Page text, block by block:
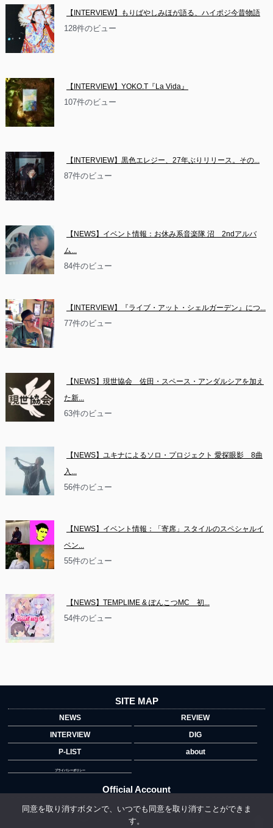
【INTERVIEW】もりばやしみほが語る、ハイポジ今昔物語
128件のビュー
【INTERVIEW】YOKO.T『La Vida』
107件のビュー
【INTERVIEW】黒色エレジー、27年ぶりリリース。その...
87件のビュー
【NEWS】イベント情報：お休み系音楽隊 沼　2ndアルバ
ム...
84件のビュー
【INTERVIEW】『ライブ・アット・シェルガーデン』につ...
77件のビュー
【NEWS】現世協会　佐田・スペース・アンダルシアを加え
た新...
63件のビュー
【NEWS】ユキナによるソロ・プロジェクト 愛探眼影　8曲
入...
56件のビュー
【NEWS】イベント情報：「寄席」スタイルのスペシャルイ
ベン...
55件のビュー
【NEWS】TEMPLIME & ぽんこつMC　初...
54件のビュー
SITE MAP
NEWS
REVIEW
INTERVIEW
DIG
P-LIST
about
プライバシーポリシー
Official Account
同意を取り消すボタンで、いつでも同意を取り消すことができま
す。